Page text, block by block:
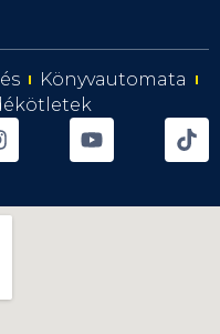
Könyvautomata